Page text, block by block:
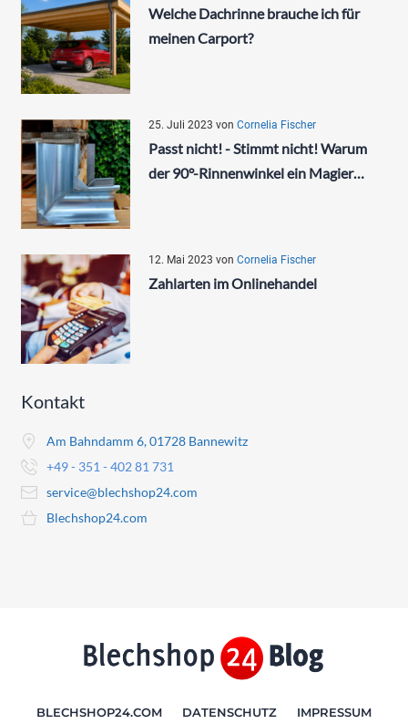
Welche Dachrinne brauche ich für
meinen Carport?
25. Juli 2023 von Cornelia Fischer
Passt nicht! - Stimmt nicht! Warum
der 90°-Rinnenwinkel ein Magier…
12. Mai 2023 von Cornelia Fischer
Zahlarten im Onlinehandel
Kontakt
Am Bahndamm 6, 01728 Bannewitz
+49 - 351 - 402 81 731
service@blechshop24.com
Blechshop24.com
BLECHSHOP24.COM DATENSCHUTZ IMPRESSUM